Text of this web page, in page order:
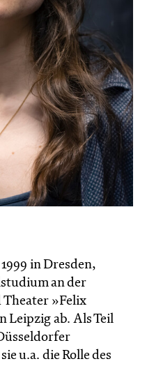
in Dresden,
an der
»Felix
Leipzig ab. Als Teil
u.a. die Rolle des